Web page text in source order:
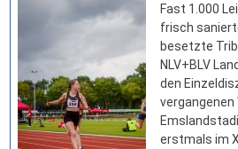
Fast 1.000
frisch
besetzte
NLV+BLV
den
vergangenen
erstmals im